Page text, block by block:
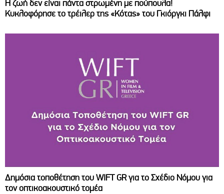
Η ζωή δεν είναι πάντα στρωμένη με πούπουλα!
Κυκλοφόρησε το τρέιλερ της «Κότας» του Γκιόργκι Πάλφι
Δημόσια τοποθέτηση του WIFT GR για το Σχέδιο Νόμου για
τον οπτικοακουστικό τομέα